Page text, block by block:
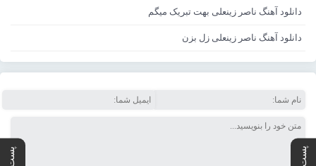
دانلود آهنگ ناصر زینعلی بهت تبریک میگم
دانلود آهنگ ناصر زینعلی زل بزن